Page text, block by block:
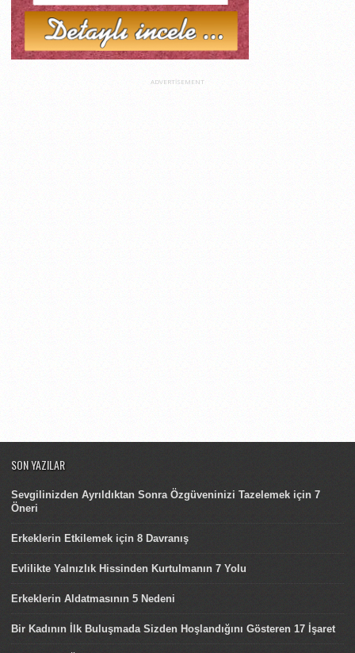
ADVERTISEMENT
SON YAZILAR
Sevgilinizden Ayrıldıktan Sonra Özgüveninizi Tazelemek için 7
Öneri
Erkeklerin Etkilemek için 8 Davranış
Evlilikte Yalnızlık Hissinden Kurtulmanın 7 Yolu
Erkeklerin Aldatmasının 5 Nedeni
Bir Kadının İlk Buluşmada Sizden Hoşlandığını Gösteren 17 İşaret